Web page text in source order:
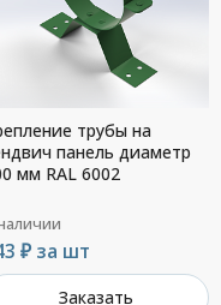
трубы на
панель диаметр
мм RAL 6002
₽ за шт
Заказать